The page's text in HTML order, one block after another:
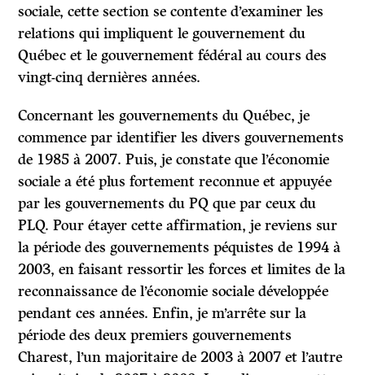
sociale, cette section se contente d’examiner les
relations qui impliquent le gouvernement du
Québec et le gouvernement fédéral au cours des
vingt-cinq dernières années.
Concernant les gouvernements du Québec, je
commence par identifier les divers gouvernements
de 1985 à 2007. Puis, je constate que l’économie
sociale a été plus fortement reconnue et appuyée
par les gouvernements du PQ que par ceux du
PLQ. Pour étayer cette affirmation, je reviens sur
la période des gouvernements péquistes de 1994 à
2003, en faisant ressortir les forces et limites de la
reconnaissance de l’économie sociale développée
pendant ces années. Enfin, je m’arrête sur la
période des deux premiers gouvernements
Charest, l’un majoritaire de 2003 à 2007 et l’autre